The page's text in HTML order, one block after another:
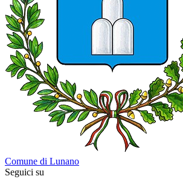
Comune di Lunano
Seguici su